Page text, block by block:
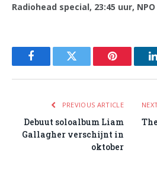
Radiohead special, 23:45 uur, NPO
FacebookTwitter Pinterest
PREVIOUS ARTICLE
Debuut soloalbum Liam
Gallagher verschijnt in
oktober